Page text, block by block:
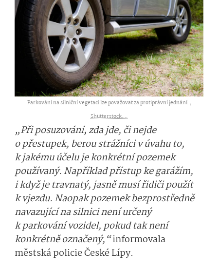
Parkování na silniční vegetaci lze považovat za protiprávní jednání. ,
Shutterstock....
„Při posuzování, zda jde, či nejde
o přestupek, berou strážníci v úvahu to,
k jakému účelu je konkrétní pozemek
používaný. Například přístup ke garážím,
i když je travnatý, jasně musí řidiči použít
k vjezdu. Naopak pozemek bezprostředně
navazující na silnici není určený
k parkování vozidel, pokud tak není
konkrétně označený,“informovala
městská policie České Lípy.